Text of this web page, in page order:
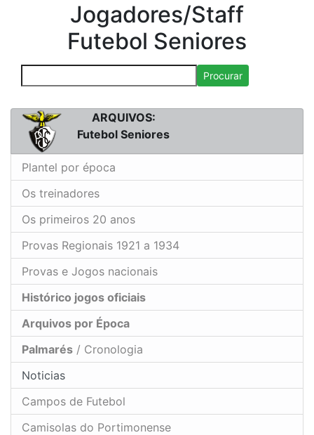
Jogadores/Staff
Futebol Seniores
Procurar
ARQUIVOS:
Futebol Seniores
Plantel por época
Os treinadores
Os primeiros 20 anos
Provas Regionais 1921 a 1934
Provas e Jogos nacionais
Histórico jogos oficiais
Arquivos por Época
Palmarés / Cronologia
Noticias
Campos de Futebol
Camisolas do Portimonense